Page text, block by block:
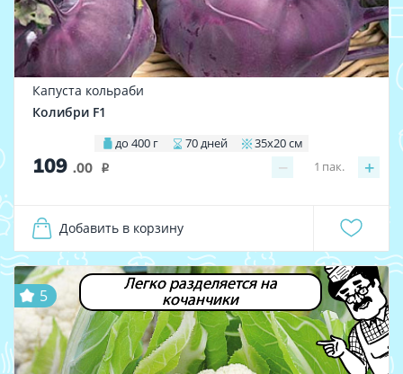
Капуста кольраби
Колибри F1
до 400 г 70 дней 35х20 см
109 .00 i − +
1 пак.
Добавить в корзину
Легко разделяется на
кочанчики
5